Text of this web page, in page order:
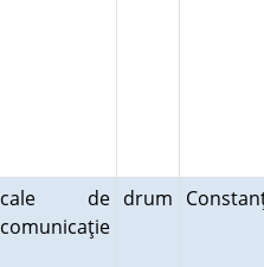
cale de
comunicaţie
drum